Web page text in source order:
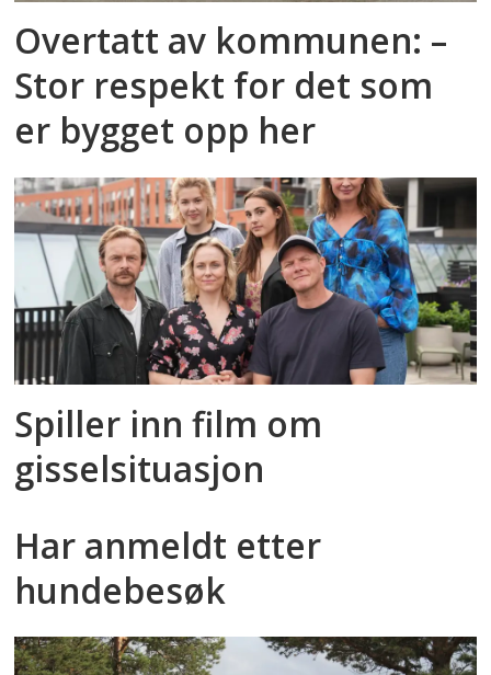
Overtatt av kommunen: –
Stor respekt for det som
er bygget opp her
Spiller inn film om
gisselsituasjon
Har anmeldt etter
hundebesøk